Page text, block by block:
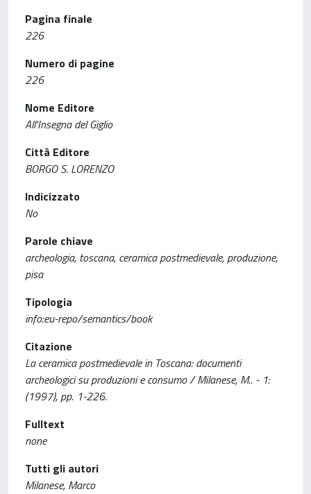
Pagina finale
226
Numero di pagine
226
Nome Editore
All'Insegna del Giglio
Città Editore
BORGO S. LORENZO
Indicizzato
No
Parole chiave
archeologia, toscana, ceramica postmedievale, produzione,
pisa
Tipologia
info:eu-repo/semantics/book
Citazione
La ceramica postmedievale in Toscana: documenti
archeologici su produzioni e consumo / Milanese, M.. - 1:
(1997), pp. 1-226.
Fulltext
none
Tutti gli autori
Milanese, Marco